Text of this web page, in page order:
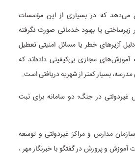
می‌دهد که در بسیاری از این مؤسسات
زیرساختی یا بهبود خدماتی صورت نگرفته
آژیرهای خطر یا مسائل امنیتی تعطیل
مجازی بی‌کیفیتی داده‌اند که
بسیار کمتر از شهریه دریافتی است.
غیردولتی در جنگ؛ دو سامانه برای ثبت
مدارس و مراکز غیردولتی و توسعه
و پرورش در گفتگو با خبرنگار مهر ،